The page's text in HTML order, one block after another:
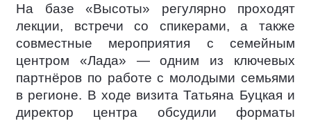
На базе «Высоты» регулярно проходят
лекции, встречи со спикерами, а также
совместные мероприятия с семейным
центром «Лада» — одним из ключевых
партнёров по работе с молодыми семьями
в регионе. В ходе визита Татьяна Буцкая и
директор центра обсудили форматы